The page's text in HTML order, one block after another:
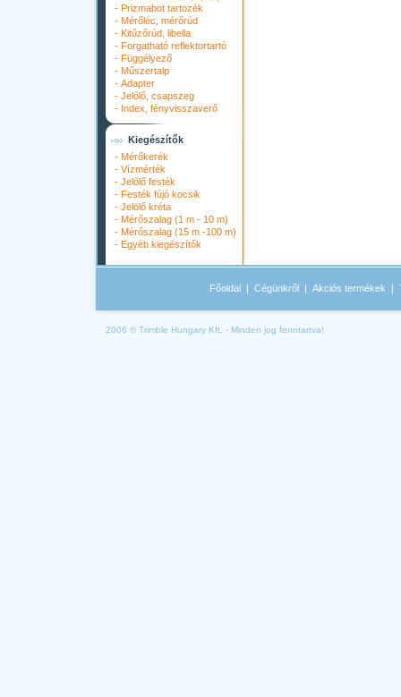
- Prizmabot tartozék
- Mérőléc, mérőrúd
- Kitűzőrúd, libella
- Forgatható reflektortartó
- Függélyező
- Műszertalp
- Adapter
- Jelölő, csapszeg
- Index, fényvisszaverő
Kiegészítők
- Mérőkerék
- Vízmérték
- Jelölő festék
- Festék fújó kocsik
- Jelölő kréta
- Mérőszalag (1 m - 10 m)
- Mérőszalag (15 m -100 m)
- Egyéb kiegészítők
Főoldal | Cégünkről | Akciós termékek |
2006 © Trimble Hungary Kft. - Minden jog fenntartva!